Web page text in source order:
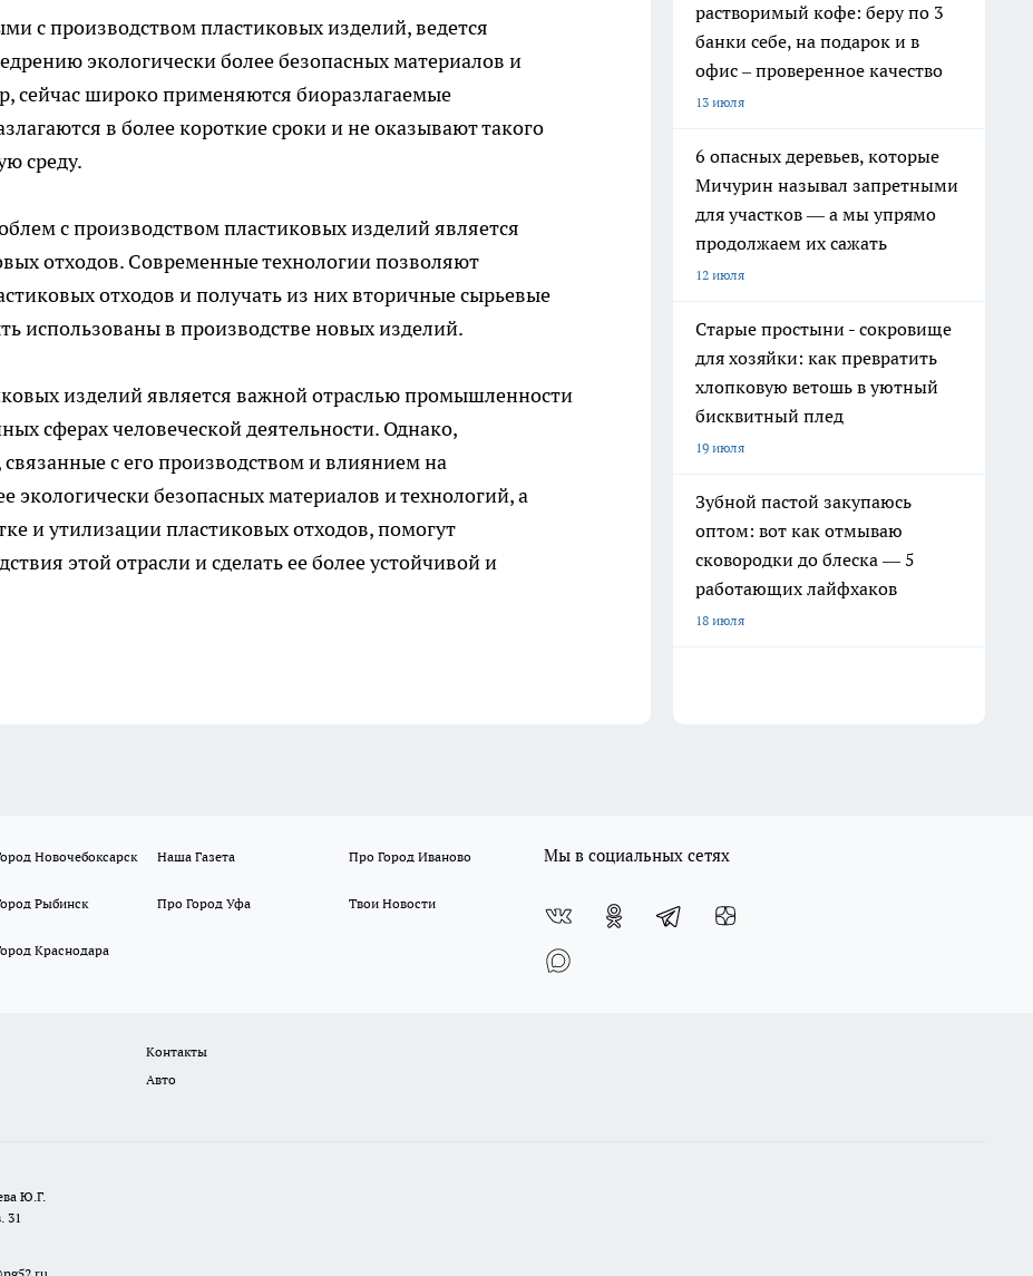
с производством пластиковых изделий, ведется
экологически более безопасных материалов и
сейчас широко применяются биоразлагаемые
в более короткие сроки и не оказывают такого
среду.
с производством пластиковых изделий является
отходов. Современные технологии позволяют
отходов и получать из них вторичные сырьевые
использованы в производстве новых изделий.
изделий является важной отраслью промышленности
сферах человеческой деятельности. Однако,
с его производством и влиянием на
экологически безопасных материалов и технологий, а
и утилизации пластиковых отходов, помогут
этой отрасли и сделать ее более устойчивой и
растворимый кофе: беру по 3
банки себе, на подарок и в
офис – проверенное качество
13 июля
6 опасных деревьев, которые
Мичурин называл запретными
для участков — а мы упрямо
продолжаем их сажать
12 июля
Старые простыни - сокровище
для хозяйки: как превратить
хлопковую ветошь в уютный
бисквитный плед
19 июля
Зубной пастой закупаюсь
оптом: вот как отмываю
сковородки до блеска — 5
работающих лайфхаков
18 июля
Новочебоксарск Наша Газета Про Город Иваново
Рыбинск Про Город Уфа Твои Новости
Краснодара
Мы в социальных сетях
Контакты
Авто
Ю.Г.
31